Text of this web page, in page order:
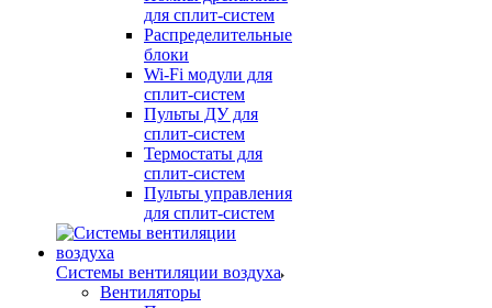
для сплит-систем
Распределительные
блоки
Wi-Fi модули для
сплит-систем
Пульты ДУ для
сплит-систем
Термостаты для
сплит-систем
Пульты управления
для сплит-систем
Системы вентиляции воздуха
Вентиляторы